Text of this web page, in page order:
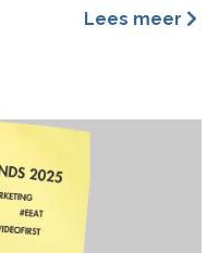
Lees meer